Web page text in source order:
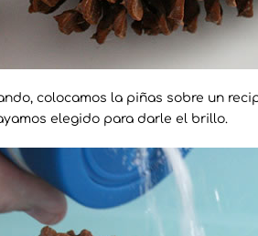
colocamos la piñas sobre un
elegido para darle el brillo.